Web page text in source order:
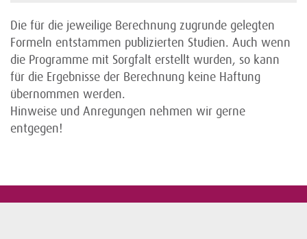
Die für die jeweilige Berechnung zugrunde gelegten
Formeln entstammen publizierten Studien. Auch wenn
die Programme mit Sorgfalt erstellt wurden, so kann
für die Ergebnisse der Berechnung keine Haftung
übernommen werden.
Hinweise und Anregungen nehmen wir gerne
entgegen!